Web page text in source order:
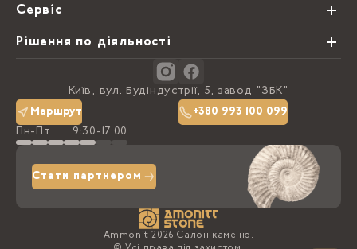
Про нас
Блог
Політика конфіденційності
Доставка та оплата
Сервіс
Види обробки каменю
Рішення по діяльності
Київ, вул. Будіндустрії, 5, завод "ЗБК"
Маршрут
+380 993 100 099
Пн-Пт
9:30-17:00
Стати партнером
Ammonit 2026 Салон каменю.